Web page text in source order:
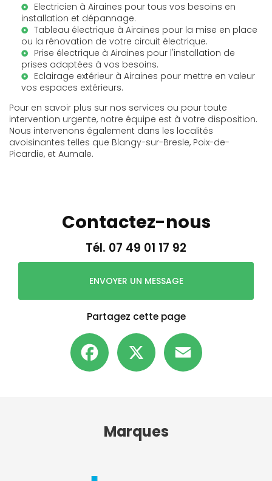
Electricien à Airaines pour tous vos besoins en
installation et dépannage.
Tableau électrique à Airaines pour la mise en place
ou la rénovation de votre circuit électrique.
Prise électrique à Airaines pour l'installation de
prises adaptées à vos besoins.
Eclairage extérieur à Airaines pour mettre en valeur
vos espaces extérieurs.
Pour en savoir plus sur nos services ou pour toute
intervention urgente, notre équipe est à votre disposition.
Nous intervenons également dans les localités
avoisinantes telles que Blangy-sur-Bresle, Poix-de-
Picardie, et Aumale.
Contactez-nous
Tél. 07 49 01 17 92
ENVOYER UN MESSAGE
Partagez cette page
Facebook
Marques